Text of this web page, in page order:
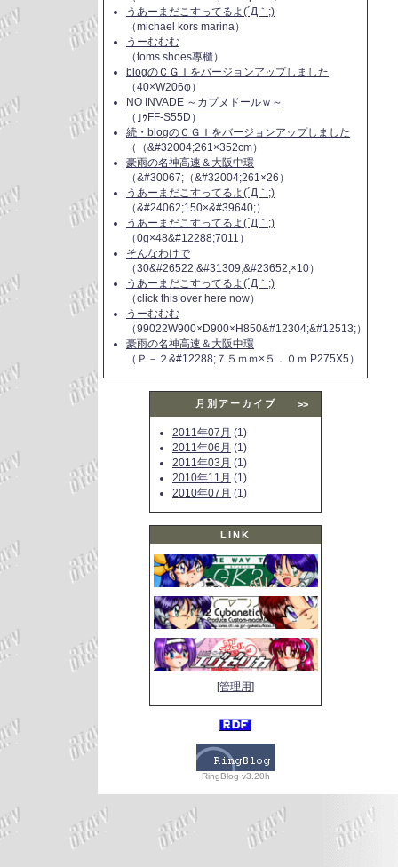
うあーまだこすってるよ(´Д｀;)
（michael kors marina）
うーむむむ
（toms shoes專櫃）
blogのＣＧＩをバージョンアップしました
（40×W206φ）
NO INVADE ～カプヌドールｗ～
（｣ｩFF-S55D）
続・blogのＣＧＩをバージョンアップしました
（（&#32004;261×352cm）
豪雨の名神高速＆大阪中環
（&#30067;（&#32004;261×26）
うあーまだこすってるよ(´Д｀;)
（&#24062;150×&#39640;）
うあーまだこすってるよ(´Д｀;)
（0g×48&#12288;7011）
そんなわけで
（30&#26522;&#31309;&#23652;×10）
うあーまだこすってるよ(´Д｀;)
（click this over here now）
うーむむむ
（99022W900×D900×H850&#12304;&#12513;）
豪雨の名神高速＆大阪中環
（Ｐ－２&#12288;７５ｍｍ×５．０ｍ P275X5）
月別アーカイブ >>
2011年07月 (1)
2011年06月 (1)
2011年03月 (1)
2010年11月 (1)
2010年07月 (1)
LINK
[管理用]
RingBlog v3.20h